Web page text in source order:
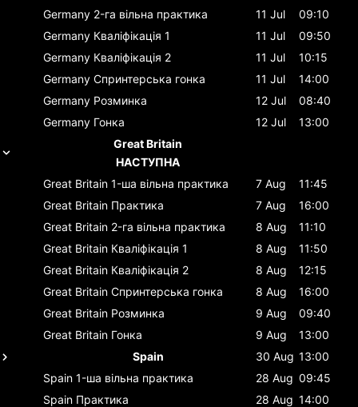
Germany 2-га вільна практика 11 Jul
09:10
Germany Кваліфікація 1 11 Jul
09:50
Germany Кваліфікація 2 11 Jul
10:15
Germany Спринтерська гонка 11 Jul
14:00
Germany Розминка 12 Jul
08:40
Germany Гонка 12 Jul
13:00
Great Britain
НАСТУПНА
Great Britain 1-ша вільна практика 7 Aug
11:45
Great Britain Практика 7 Aug
16:00
Great Britain 2-га вільна практика 8 Aug
11:10
Great Britain Кваліфікація 1 8 Aug
11:50
Great Britain Кваліфікація 2 8 Aug
12:15
Great Britain Спринтерська гонка 8 Aug
16:00
Great Britain Розминка 9 Aug
09:40
Great Britain Гонка 9 Aug
13:00
Spain
30 Aug 13:00
Spain 1-ша вільна практика 28 Aug 09:45
Spain Практика 28 Aug 14:00